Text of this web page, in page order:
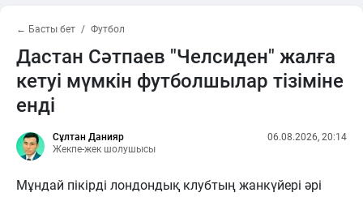
← Басты бет Футбол
Дастан Сәтпаев "Челсиден" жалға
кетуі мүмкін футболшылар тізіміне
енді
Сұлтан Данияр
Жекпе-жек шолушысы
06.08.2026, 20:14
Мұндай пікірді лондондық клубтың жанкүйері әрі